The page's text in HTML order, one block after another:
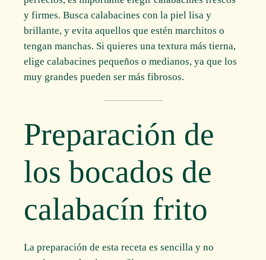
y firmes. Busca calabacines con la piel lisa y
brillante, y evita aquellos que estén marchitos o
tengan manchas. Si quieres una textura más tierna,
elige calabacines pequeños o medianos, ya que los
muy grandes pueden ser más fibrosos.
Preparación de
los bocados de
calabacín frito
La preparación de esta receta es sencilla y no